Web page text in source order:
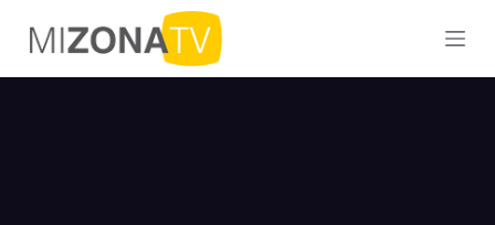
S
a
l